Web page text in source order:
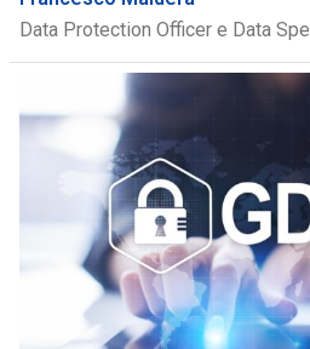
Data Protection Officer e Data